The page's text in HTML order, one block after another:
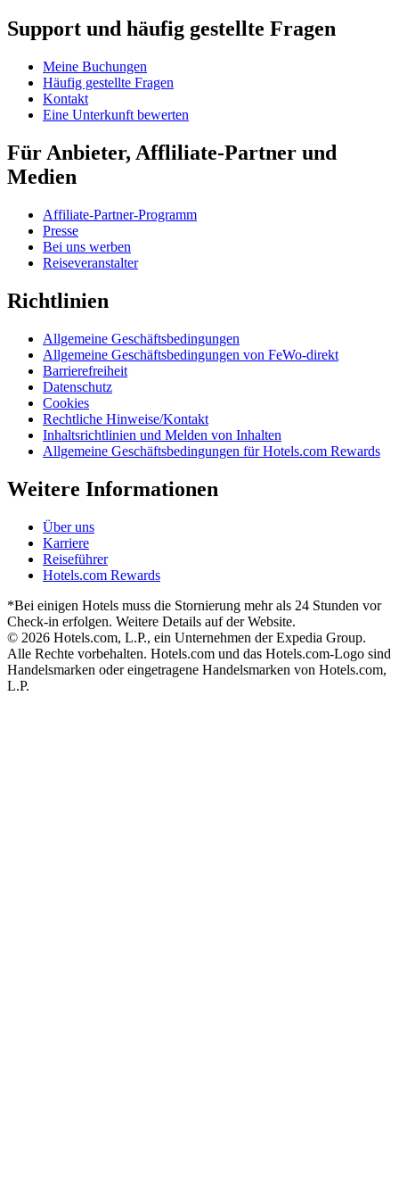
Support und häufig gestellte Fragen
Meine Buchungen
Häufig gestellte Fragen
Kontakt
Eine Unterkunft bewerten
Für Anbieter, Affliliate-Partner und
Medien
Affiliate-Partner-Programm
Presse
Bei uns werben
Reiseveranstalter
Richtlinien
Allgemeine Geschäftsbedingungen
Allgemeine Geschäftsbedingungen von FeWo-direkt
Barrierefreiheit
Datenschutz
Cookies
Rechtliche Hinweise/Kontakt
Inhaltsrichtlinien und Melden von Inhalten
Allgemeine Geschäftsbedingungen für Hotels.com Rewards
Weitere Informationen
Über uns
Karriere
Reiseführer
Hotels.com Rewards
*Bei einigen Hotels muss die Stornierung mehr als 24 Stunden vor
Check-in erfolgen. Weitere Details auf der Website.
© 2026 Hotels.com, L.P., ein Unternehmen der Expedia Group.
Alle Rechte vorbehalten. Hotels.com und das Hotels.com-Logo sind
Handelsmarken oder eingetragene Handelsmarken von Hotels.com,
L.P.